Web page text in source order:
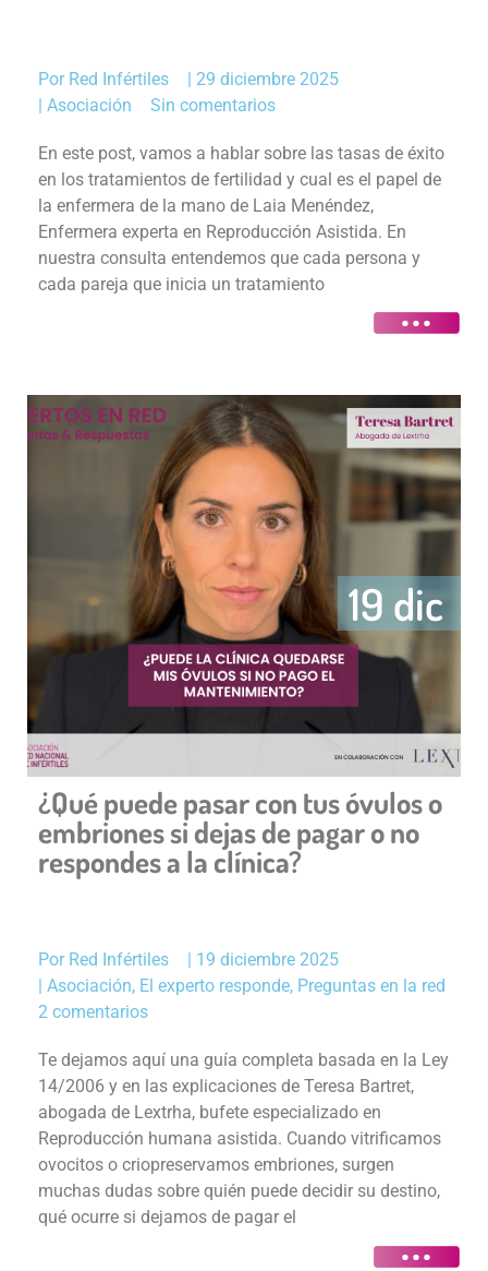
Por Red Infértiles | 29 diciembre 2025
| Asociación Sin comentarios
En este post, vamos a hablar sobre las tasas de éxito
en los tratamientos de fertilidad y cual es el papel de
la enfermera de la mano de Laia Menéndez,
Enfermera experta en Reproducción Asistida. En
nuestra consulta entendemos que cada persona y
cada pareja que inicia un tratamiento
19 dic
¿Qué puede pasar con tus óvulos o
embriones si dejas de pagar o no
respondes a la clínica?
Por Red Infértiles
19 diciembre 2025
Asociación, El experto responde, Preguntas en la red
2 comentarios
Te dejamos aquí una guía completa basada en la Ley
14/2006 y en las explicaciones de Teresa Bartret,
abogada de Lextrha, bufete especializado en
Reproducción humana asistida. Cuando vitrificamos
ovocitos o criopreservamos embriones, surgen
muchas dudas sobre quién puede decidir su destino,
qué ocurre si dejamos de pagar el